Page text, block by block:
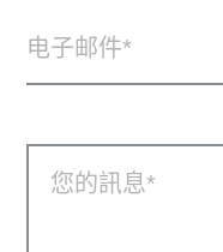
电子邮件
您的訊息